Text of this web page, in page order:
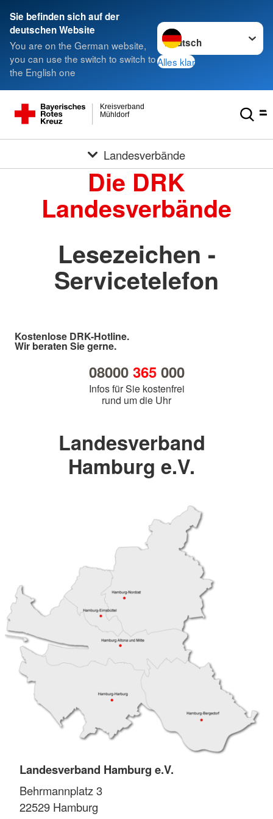
Sie befinden sich auf der
deutschen Website
You are on the German website,
you can use the switch to switch to
the English one
Sprache wechseln zu
Alles klar
Mühldorf
Kreisverband
Landesverbände
Die DRK
Landesverbände
Lesezeichen -
Servicetelefon
Kostenlose DRK-Hotline.
Wir beraten Sie gerne.
08000 365000
Infos für Sie kostenfrei
rund um die Uhr
Landesverband
Hamburg e.V.
Landesverband Hamburg e.V.
Behrmannplatz 3
22529 Hamburg